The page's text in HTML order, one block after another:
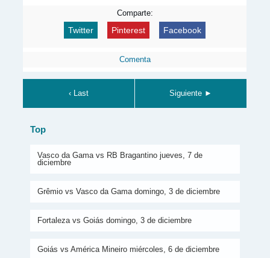
Comparte:
Twitter Pinterest Facebook
Comenta
‹ Last Siguiente ►
Top
Vasco da Gama vs RB Bragantino jueves, 7 de
diciembre
Grêmio vs Vasco da Gama domingo, 3 de diciembre
Fortaleza vs Goiás domingo, 3 de diciembre
Goiás vs América Mineiro miércoles, 6 de diciembre